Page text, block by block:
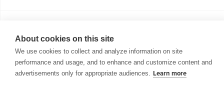
About cookies on this site
We use cookies to collect and analyze information on site
performance and usage, and to enhance and customize content and
advertisements only for appropriate audiences. Learn more